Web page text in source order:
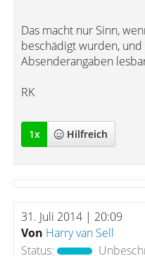
Das macht nur Sinn,
beschädigt wurden,
Absenderangaben
RK
1x Hilfreich
31. Juli 2014 | 20:09
Von Harry van Sell
Status: